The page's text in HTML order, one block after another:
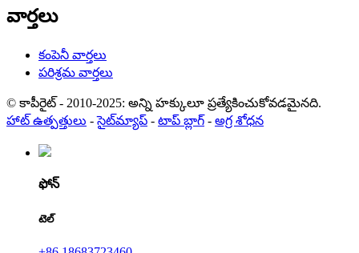
వార్తలు
కంపెనీ వార్తలు
పరిశ్రమ వార్తలు
© కాపీరైట్ - 2010-2025: అన్ని హక్కులూ ప్రత్యేకించుకోవడమైనది.
హాట్ ఉత్పత్తులు -సైట్‌మ్యాప్ - టాప్ బ్లాగ్- అగ్ర శోధన
ఫోన్
టెల్